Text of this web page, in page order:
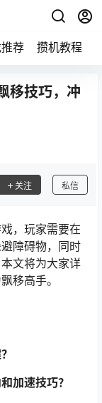
荐 攒机教程
移技巧，冲
关注 私信
，玩家需要在
障碍物，同时
文将为大家详
移高手。
加速技巧？